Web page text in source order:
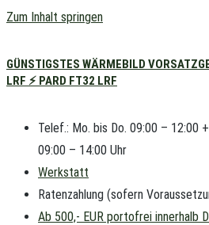
Zum Inhalt springen
GÜNSTIGSTES WÄRMEBILD
LRF ⚡ PARD FT32 LRF
Telef.: Mo. bis Do. 09:00 – 12:00
09:00 – 14:00 Uhr
Werkstatt
Ratenzahlung (sofern
Ab 500,- EUR portofrei innerhalb